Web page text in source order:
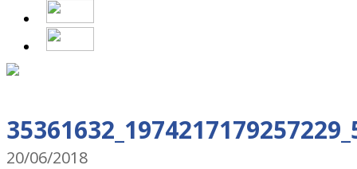
20/06/2018